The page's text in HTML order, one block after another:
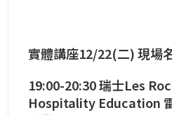
實體講座12/22(二) 現場
19:00-20:30 瑞士Les
Hospitality Education